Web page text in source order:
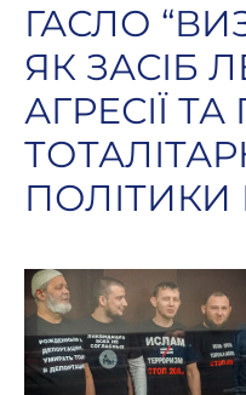
ГАСЛО
ЯК ЗАСІБ
АГРЕСІЇ
ПОЛІТИКИ